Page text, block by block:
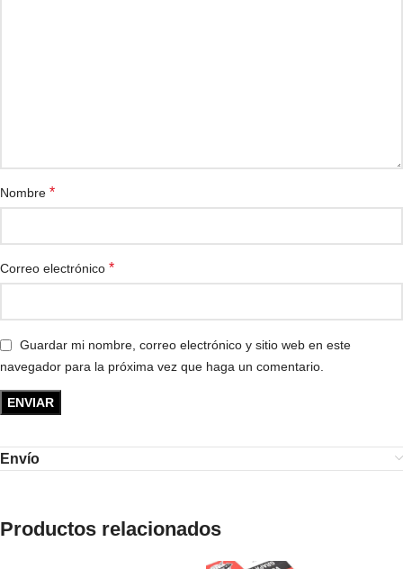
Nombre *
Correo electrónico *
Guardar mi nombre, correo electrónico y sitio web en este
navegador para la próxima vez que haga un comentario.
Envío
Productos relacionados